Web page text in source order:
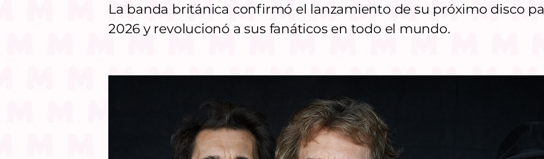
La banda británica confirmó el lanzamiento de su próximo disco
2026 y revolucionó a sus fanáticos en todo el mundo.